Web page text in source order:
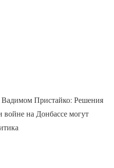
Пристайко: Решения
на Донбассе могут